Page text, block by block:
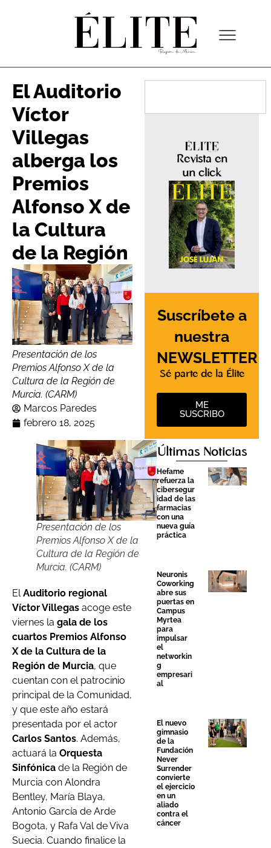
El Auditorio
Víctor
Villegas
alberga los
Premios
Alfonso X de
la Cultura
de la Región
Presentación de los
Premios Alfonso X de la
Cultura de la Región de
Murcia. (CARM)
Marcos Paredes
febrero 18, 2025
Presentación de los
Premios Alfonso X de la
Cultura de la Región de
Murcia. (CARM)
ElAuditorio regional
Víctor Villegas acoge este
viernes la gala de los
cuartos Premios Alfonso
X de la Cultura de la
Región de Murcia, que
cuentan con el patrocinio
principal de la Comunidad,
y que este año estará
presentada por el actor
Carlos Santos. Además,
actuará la Orquesta
Sinfónica de la Región de
Murcia con Alondra
Bentley, María Blaya,
Antonio García de Arde
Bogota, y Rafa Val de Viva
Suecia. Cuando finalice la
Revista en
un click
Suscríbete a
nuestra
NEWSLETTER
Sé parte de la Élite
ME
SUSCRIBO
Últimas Noticias
Hefame
refuerza la
cibersegur
idad de las
farmacias
con una
nueva guía
práctica
Neuronis
Coworking
abre sus
puertas en
Campus
Myrtea
para
impulsar
el
networkin
g
empresari
al
El nuevo
gimnasio
de la
Fundación
Never
Surrender
convierte
el ejercicio
en un
aliado
contra el
cáncer